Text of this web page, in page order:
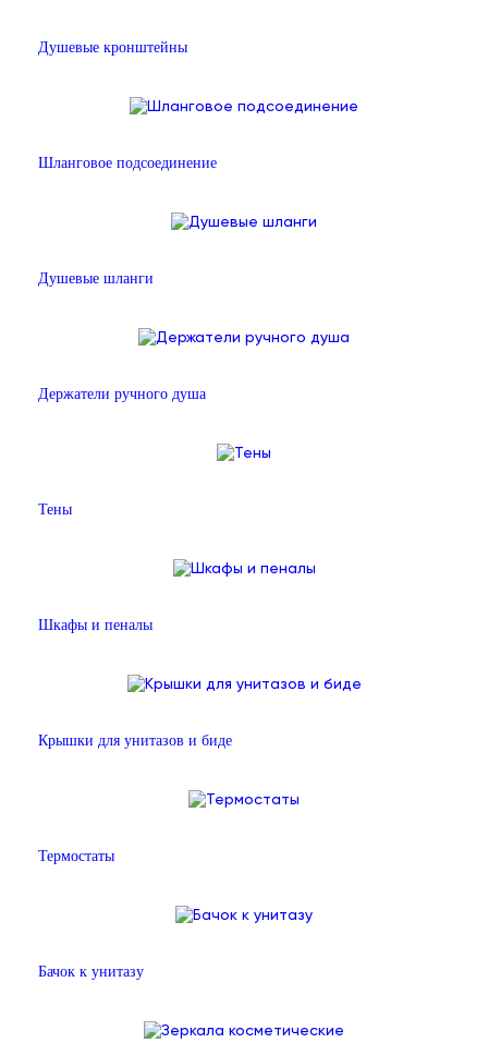
Душевые кронштейны
Шланговое подсоединение
Душевые шланги
Держатели ручного душа
Тены
Шкафы и пеналы
Крышки для унитазов и биде
Термостаты
Бачок к унитазу